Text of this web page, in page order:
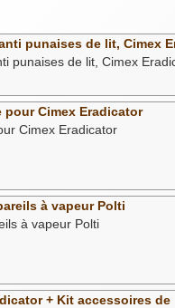
punaises de lit, Cimex
punaises de lit, Cimex
Cimex Eradicator
Cimex Eradicator
à vapeur Polti
à vapeur Polti
+ Kit accessoires de